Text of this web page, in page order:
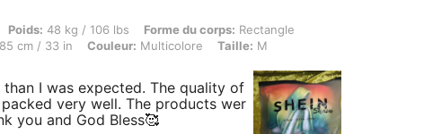
/ 106 lbs, Forme du corps: Rectangle, Hanches: 86 cm / 34 in, Taille: 68 cm / 27 in,
Poids: 48 kg / 106 lbs Forme du corps: Rectangle
85 cm / 33 in Couleur: Multicolore Taille: M
I was expected. The quality of
very well. The products wer
you and God Bless🥰